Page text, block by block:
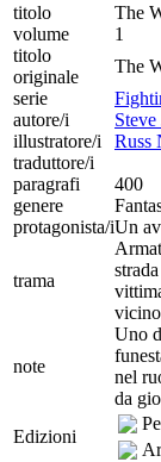
titolo
The
volume
1
titolo
originale
The
serie
autore/i
Steve
illustratore/i
Russ
traduttore/i
paragrafi
400
genere
protagonista/iUn
trama
note
Uno
nel
da
Edizioni